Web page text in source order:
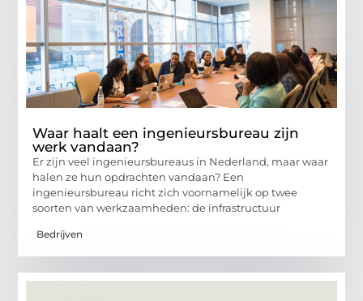
Waar haalt een ingenieursbureau zijn
werk vandaan?
Er zijn veel ingenieursbureaus in Nederland, maar waar
halen ze hun opdrachten vandaan? Een
ingenieursbureau richt zich voornamelijk op twee
soorten van werkzaamheden: de infrastructuur
Bedrijven